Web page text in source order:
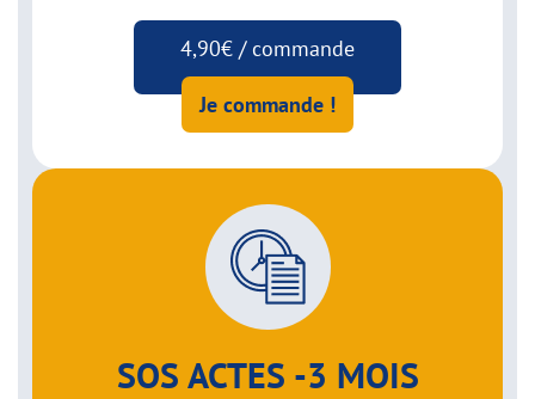
4,90€ / commande
Je commande !
SOS ACTES -3 MOIS